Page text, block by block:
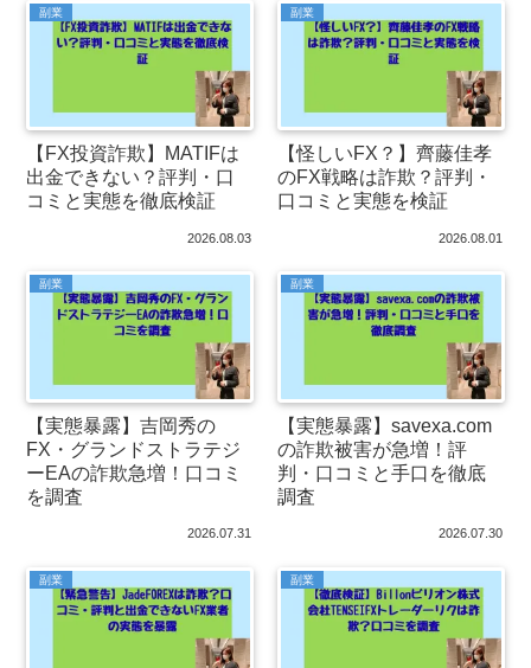
副業
【FX投資詐欺】MATIFは
出金できない？評判・口
コミと実態を徹底検証
2026.08.03
副業
【怪しいFX？】齊藤佳孝
のFX戦略は詐欺？評判・
口コミと実態を検証
2026.08.01
副業
【実態暴露】吉岡秀の
FX・グランドストラテジ
ーEAの詐欺急増！口コミ
を調査
2026.07.31
副業
【実態暴露】savexa.com
の詐欺被害が急増！評
判・口コミと手口を徹底
調査
2026.07.30
副業 副業